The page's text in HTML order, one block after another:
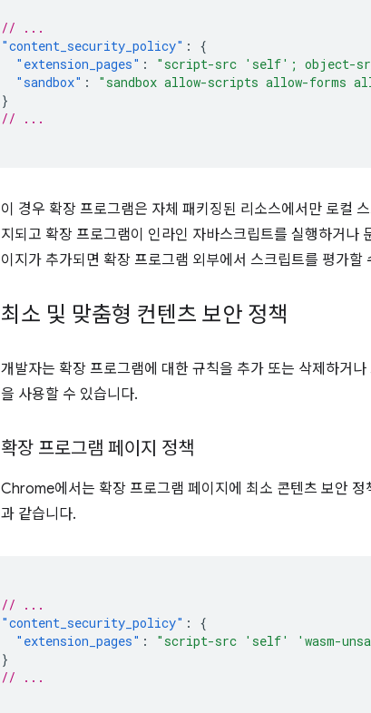
// ...
"content_security_policy" :
{
"extension_pages" : "script-src 'self'; object-
"sandbox" :
"sandbox allow-scripts allow-
}
// ...
이 경우 확장 프로그램은 자체 패키징된 리소스에서만 로컬
지되고 확장 프로그램이 인라인 자바스크립트를 실행하거나
이지가 추가되면 확장 프로그램 외부에서 스크립트를 평가할
최소 및 맞춤형 컨텐츠 보안 정책
개발자는 확장 프로그램에 대한 규칙을 추가 또는 삭제하거
을 사용할 수 있습니다.
확장 프로그램 페이지 정책
Chrome에서는 확장 프로그램 페이지에 최소 콘텐츠 보안
과 같습니다.
// ...
"content_security_policy" :
{
"extension_pages" :
"script-src 'self' 'wasm-
}
// ...